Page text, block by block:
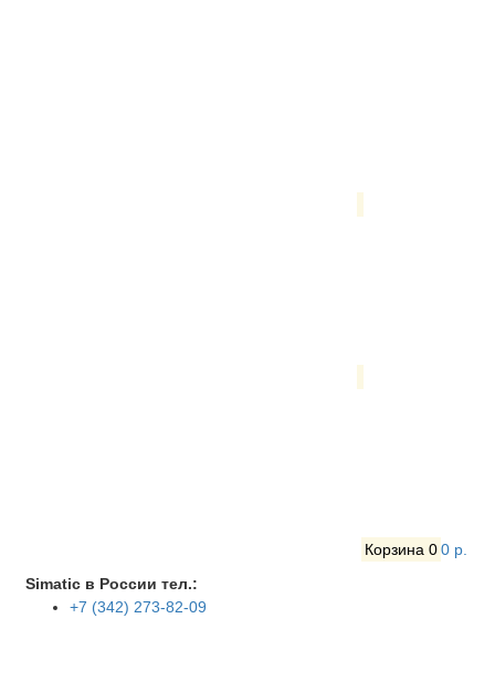
Корзина 00 р.
Simatic в России тел.:
+7 (342) 273-82-09